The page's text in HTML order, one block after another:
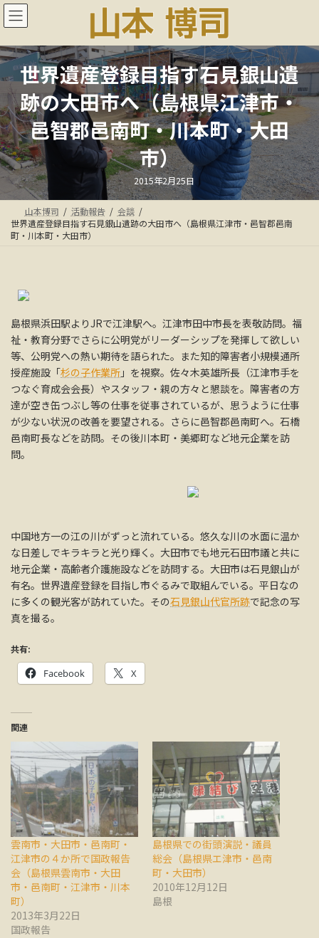
コ
ン
ン
ツ
へ
ス
キ
ッ
プ
ナ
ビ
ー
シ
ョ
ン
に
移
動
世界遺産登録目指す石見銀山遺
跡の大田市へ（島根県江津市・
邑智郡邑南町・川本町・大田
市）
最
終
更
新
日
時
:
2015年2月25日
山本博司 活動報告
会談
世界遺産登録目指す石見銀山遺跡の大田市へ（島根県江津市・邑智郡邑南
町・川本町・大田市）
島根県浜田駅よりJRで江津駅へ。江津市田中市長を表敬訪問。福
祉・教育分野でさらに公明党がリーダーシップを発揮して欲しい
等、公明党への熱い期待を語られた。また知的障害者小規模通所
授産施設「杉の子作業所 」を視察。佐々木英雄所長（江津市手を
つなぐ育成会会長）やスタッフ・親の方々と懇談を。障害者の方
達が空き缶つぶし等の仕事を従事されているが、思うように仕事
が少ない状況の改善を要望される。さらに邑智郡邑南町へ。石橋
邑南町長などを訪問。その後川本町・美郷町など地元企業を訪
問。
中国地方一の江の川がずっと流れている。悠久な川の水面に温か
な日差しでキラキラと光り輝く。大田市でも地元石田市議と共に
地元企業・高齢者介護施設などを訪問する。大田市は石見銀山が
有名。世界遺産登録を目指し市ぐるみで取組んでいる。平日なの
に多くの観光客が訪れていた。その石見銀山代官所跡で記念の写
真を撮る。
共有:
Facebook X
関連
雲南市・大田市・邑南町・
江津市の４か所で国政報告
会（島根県雲南市・大田
市・邑南町・江津市・川本
町）
2013年3月22日
国政報告
島根県での街頭演説・議員
総会（島根県エ津市・邑南
町・大田市）
2010年12月12日
島根